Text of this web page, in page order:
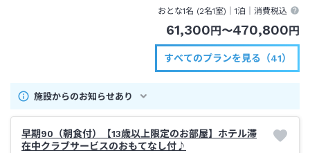
おとな1名 (2名1室)｜1泊 ｜消費税込
61,300 円 〜470,800 円
すべてのプランを見る（41）
施設からのお知らせあり
早期90（朝食付）【13歳以上限定のお部屋】ホテル滞
在中クラブサービスのおもてなし付♪